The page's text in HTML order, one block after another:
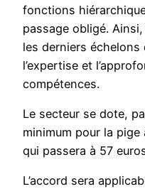
fonctions
passage obligé.
les derniers
l’expertise et
compétences.
Le secteur se dote,
minimum pour la
qui passera à 57
L’accord sera